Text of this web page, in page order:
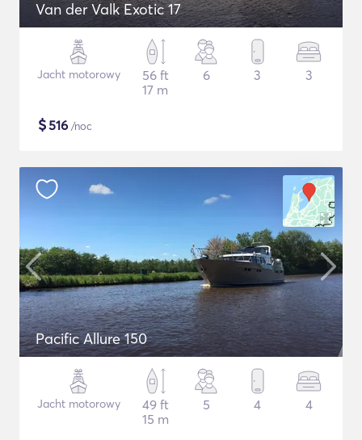
Van der Valk Exotic 17
Jacht motorowy
56 ft
17 m
6 3 3
$516 /noc
Pacific Allure 150
Jacht motorowy
49 ft
15 m
5 4 4